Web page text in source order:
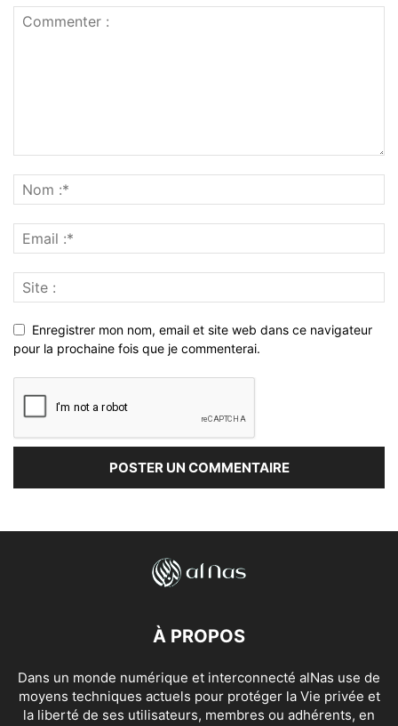
Enregistrer mon nom, email et site web dans ce navigateur
pour la prochaine fois que je commenterai.
À PROPOS
Dans un monde numérique et interconnecté alNas use de
moyens techniques actuels pour protéger la Vie privée et
la liberté de ses utilisateurs, membres ou adhérents, en